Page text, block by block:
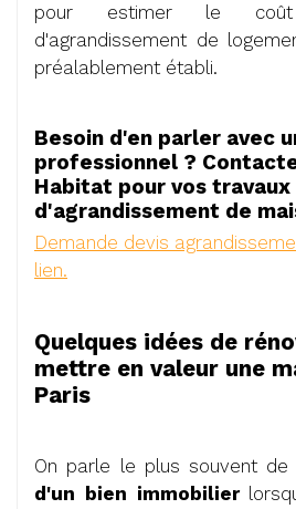
pour estimer le
d'agrandissement de
préalablement établi.
Besoin d'en parler avec
professionnel ?
Habitat pour vos travaux
d'agrandissement de
Demande devis
lien.
Quelques idées de
mettre en valeur une
Paris
On parle le plus souvent de
d'un bien immobilier